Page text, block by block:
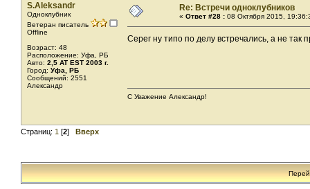
S.Aleksandr
Одноклубник
Ветеран писатель
Offline
Возраст: 48
Расположение: Уфа, РБ
Авто: 2,5 AT EST 2003 г.
Город: Уфа, РБ
Сообщений: 2551
Александр
Re: Встречи одноклубников
« Ответ #28 : 08 Октября 2015,
Серег ну типо по делу встречались, а не так
С Уважение Александр!
Страниц: 1 [2] Вверх